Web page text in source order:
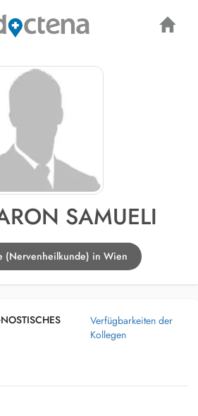
SAMUELI
(Nervenheilkunde) in Wien
Verfügbarkeiten der
Kollegen